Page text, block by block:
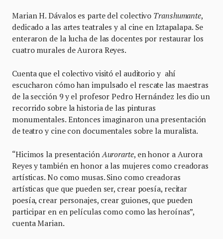
Marian H. Dávalos es parte del colectivo Transhumante,
dedicado a las artes teatrales y al cine en Iztapalapa. Se
enteraron de la lucha de las docentes por restaurar los
cuatro murales de Aurora Reyes.
Cuenta que el colectivo visitó el auditorio y ahí
escucharon cómo han impulsado el rescate las maestras
de la sección 9 y el profesor Pedro Hernández les dio un
recorrido sobre la historia de las pinturas
monumentales. Entonces imaginaron una presentación
de teatro y cine con documentales sobre la muralista.
“Hicimos la presentaciónAurorarte, en honor a Aurora
Reyes y también en honor a las mujeres como creadoras
artísticas. No como musas. Sino como creadoras
artísticas que que pueden ser, crear poesía, recitar
poesía, crear personajes, crear guiones, que pueden
participar en en películas como como las heroínas”,
cuenta Marian.